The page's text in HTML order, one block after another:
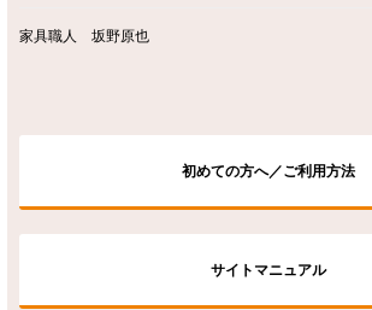
家具職人 坂野原也
初めての方へ／ご利用方法
サイトマニュアル